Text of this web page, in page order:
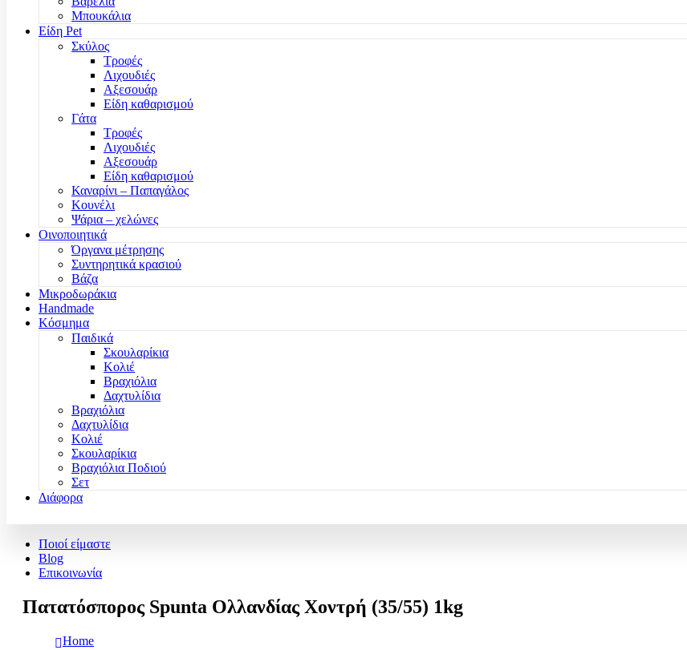
Μπουκάλια
Είδη Pet
Σκύλος
Τροφές
Λιχουδιές
Αξεσουάρ
Είδη καθαρισμού
Γάτα
Τροφές
Λιχουδιές
Αξεσουάρ
Είδη καθαρισμού
Καναρίνι – Παπαγάλος
Κουνέλι
Ψάρια – χελώνες
Οινοποιητικά
Όργανα μέτρησης
Συντηρητικά κρασιού
Βάζα
Μικροδωράκια
Handmade
Κόσμημα
Παιδικά
Σκουλαρίκια
Κολιέ
Βραχιόλια
Δαχτυλίδια
Βραχιόλια
Δαχτυλίδια
Κολιέ
Σκουλαρίκια
Βραχιόλια Ποδιού
Σετ
Διάφορα
Ποιοί είμαστε
Blog
Επικοινωνία
Πατατόσπορος Spunta Ολλανδίας Χοντρή (35/55) 1kg
Home